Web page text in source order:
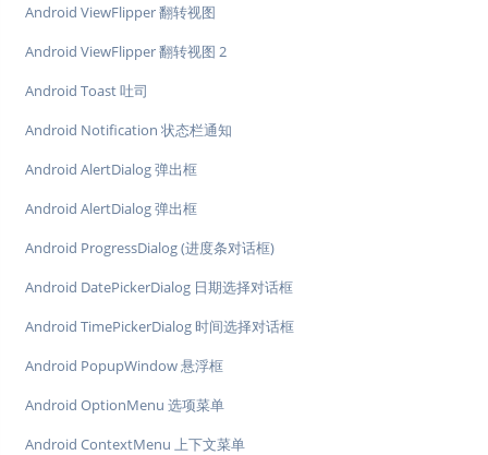
Android ViewFlipper 翻转视图
Android ViewFlipper 翻转视图 2
Android Toast 吐司
Android Notification 状态栏通知
Android AlertDialog 弹出框
Android AlertDialog 弹出框
Android ProgressDialog (进度条对话框)
Android DatePickerDialog 日期选择对话框
Android TimePickerDialog 时间选择对话框
Android PopupWindow 悬浮框
Android OptionMenu 选项菜单
Android ContextMenu 上下文菜单